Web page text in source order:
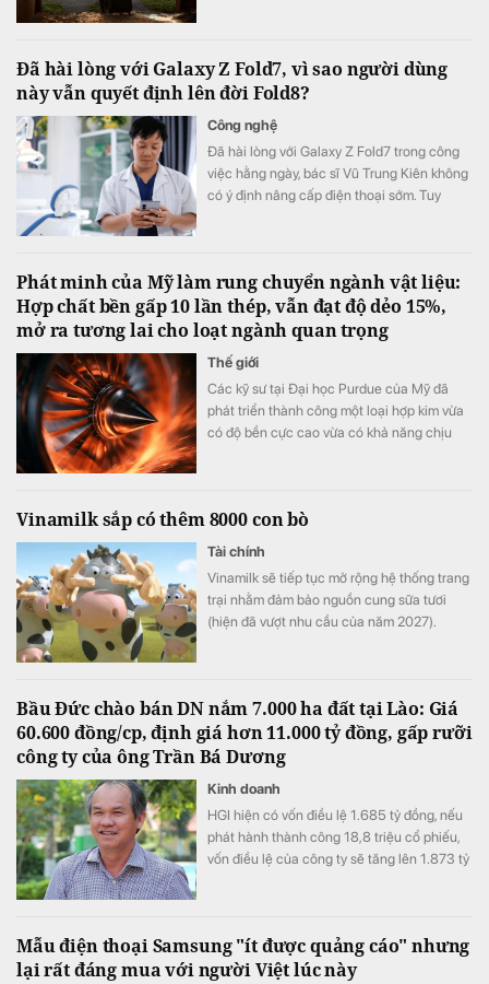
Đã hài lòng với Galaxy Z Fold7, vì sao người dùng
này vẫn quyết định lên đời Fold8?
Công nghệ
Đã hài lòng với Galaxy Z Fold7 trong công
việc hằng ngày, bác sĩ Vũ Trung Kiên không
có ý định nâng cấp điện thoại sớm. Tuy
tế.
Phát minh của Mỹ làm rung chuyển ngành vật liệu:
Hợp chất bền gấp 10 lần thép, vẫn đạt độ dẻo 15%,
mở ra tương lai cho loạt ngành quan trọng
Thế giới
Các kỹ sư tại Đại học Purdue của Mỹ đã
phát triển thành công một loại hợp kim vừa
có độ bền cực cao vừa có khả năng chịu
Vinamilk sắp có thêm 8000 con bò
Tài chính
Vinamilk sẽ tiếp tục mở rộng hệ thống trang
trại nhằm đảm bảo nguồn cung sữa tươi
(hiện đã vượt nhu cầu của năm 2027).
Bầu Đức chào bán DN nắm 7.000 ha đất tại Lào: Giá
60.600 đồng/cp, định giá hơn 11.000 tỷ đồng, gấp rưỡi
công ty của ông Trần Bá Dương
Kinh doanh
HGI hiện có vốn điều lệ 1.685 tỷ đồng, nếu
phát hành thành công 18,8 triệu cổ phiếu,
vốn điều lệ của công ty sẽ tăng lên 1.873 tỷ
Mẫu điện thoại Samsung "ít được quảng cáo" nhưng
lại rất đáng mua với người Việt lúc này